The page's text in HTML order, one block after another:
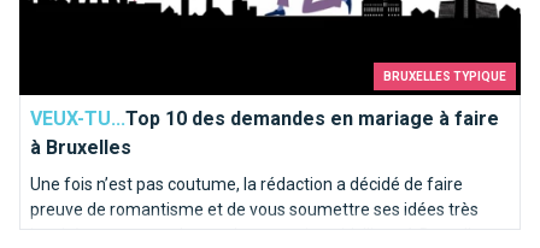
BRUXELLES TYPIQUE
VEUX-TU...Top 10 des demandes en mariage à faire
à Bruxelles
Une fois n’est pas coutume, la rédaction a décidé de faire
preuve de romantisme et de vous soumettre ses idées très
inspirées pour une demande en mariage idyllique à Bruxelles.